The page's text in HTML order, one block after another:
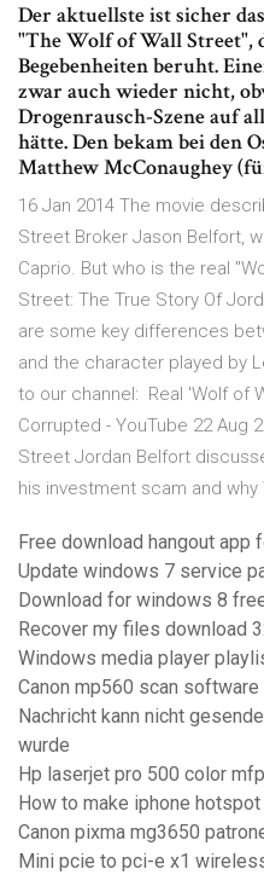
Der aktuellste ist sicher
"The Wolf of Wall Street",
Begebenheiten beruht.
zwar auch wieder nicht,
Drogenrausch-Szene auf
hätte. Den bekam bei den
Matthew McConaughey
16 Jan 2014 The movie
Street Broker Jason Belfort,
Caprio. But who is the real
Street: The True Story Of
are some key differences
and the character played by
to our channel: Real 'Wolf of
Corrupted - YouTube 22 Aug
Street Jordan Belfort
his investment scam and why
Free download hangout app
Update windows 7 service
Download for windows 8
Recover my files download
Windows media player
Canon mp560 scan software
Nachricht kann nicht
wurde
Hp laserjet pro 500 color
How to make iphone
Canon pixma mg3650
Mini pcie to pci-e x1